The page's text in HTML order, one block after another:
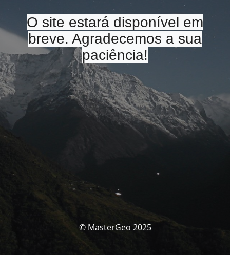
O site estará disponível em
breve. Agradecemos a sua
paciência!
© MasterGeo 2025